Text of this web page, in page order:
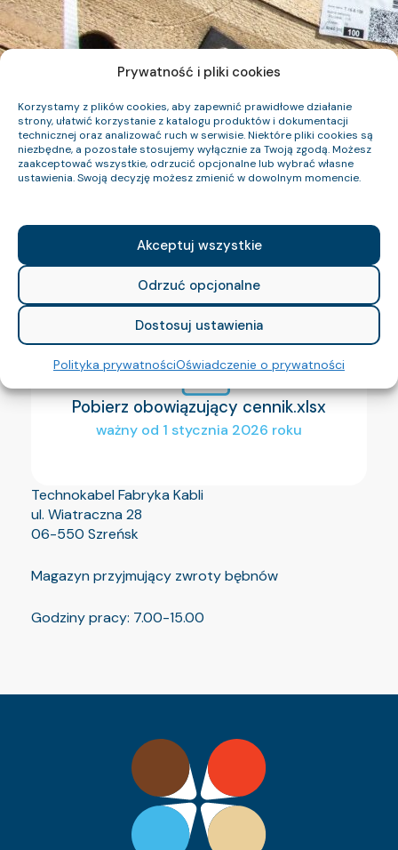
Prywatność i pliki cookies
Korzystamy z plików cookies, aby zapewnić prawidłowe działanie
strony, ułatwić korzystanie z katalogu produktów i dokumentacji
technicznej oraz analizować ruch w serwisie. Niektóre pliki cookies są
niezbędne, a pozostałe stosujemy wyłącznie za Twoją zgodą. Możesz
zaakceptować wszystkie, odrzucić opcjonalne lub wybrać własne
ustawienia. Swoją decyzję możesz zmienić w dowolnym momencie.
Akceptuj wszystkie
Odrzuć opcjonalne
Dostosuj ustawienia
Polityka prywatnościOświadczenie o prywatności
Pobierz obowiązujący cennik.xlsx
ważny od 1 stycznia 2026 roku
Technokabel Fabryka Kabli
ul. Wiatraczna 28
06-550 Szreńsk
Magazyn przyjmujący zwroty bębnów
Godziny pracy: 7.00-15.00